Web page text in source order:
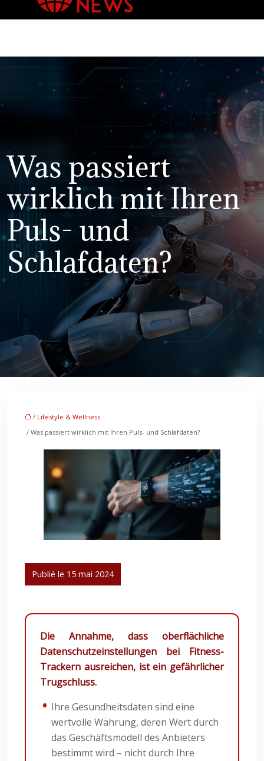
Was passiert
wirklich mit Ihren
Puls- und
Schlafdaten?
/ Lifestyle & Wellness
/ Was passiert wirklich mit Ihren Puls- und Schlafdaten?
Publié le 15 mai 2024
Die Annahme, dass oberflächliche
Datenschutzeinstellungen bei Fitness-
Trackern ausreichen, ist ein gefährlicher
Trugschluss.
Ihre Gesundheitsdaten sind eine
wertvolle Währung, deren Wert durch
das Geschäftsmodell des Anbieters
bestimmt wird – nicht durch Ihre